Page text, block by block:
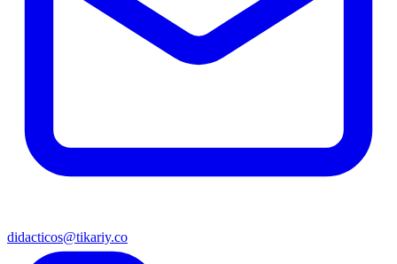
didacticos@tikariy.co